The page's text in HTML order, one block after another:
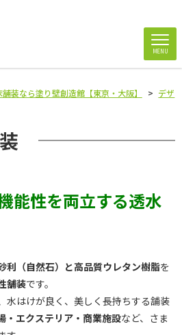
MENU
装なら塗り壁創造館【東京・大阪】 > デザ
能性を両立する透水
利（自然石）と高品質ウレタン樹脂を
舗装です。
水はけが良く、美しく長持ちする舗装
・エクステリア・商業施設など、さま